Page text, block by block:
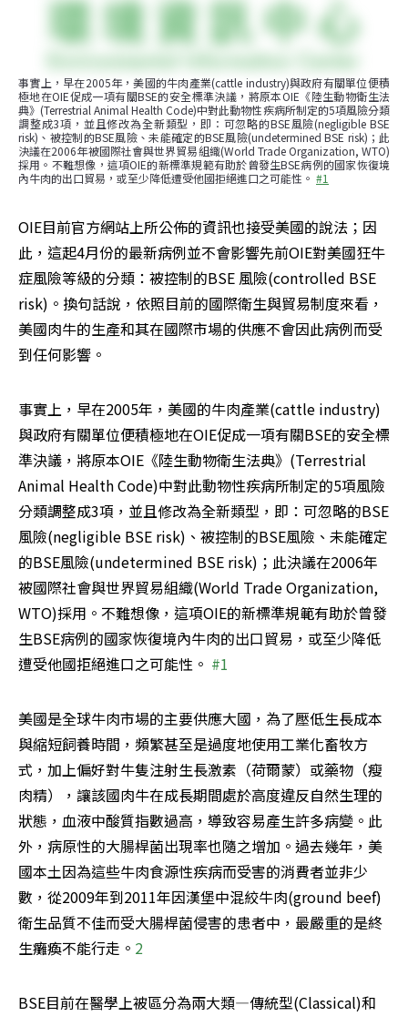
事實上，早在2005年，美國的牛肉產業(cattle industry)與政府有關單位便積
極地在OIE促成一項有關BSE的安全標準決議，將原本OIE《陸生動物衛生法
典》(Terrestrial Animal Health Code)中對此動物性疾病所制定的5項風險分類
調整成3項，並且修改為全新類型，即：可忽略的BSE風險(negligible BSE
risk)、被控制的BSE風險、未能確定的BSE風險(undetermined BSE risk)；此
決議在2006年被國際社會與世界貿易組織(World Trade Organization, WTO)
採用。不難想像，這項OIE的新標準規範有助於曾發生BSE病例的國家恢復境
內牛肉的出口貿易，或至少降低遭受他國拒絕進口之可能性。 #1
OIE目前官方網站上所公佈的資訊也接受美國的說法；因
此，這起4月份的最新病例並不會影響先前OIE對美國狂牛
症風險等級的分類：被控制的BSE 風險(controlled BSE
risk)。換句話說，依照目前的國際衛生與貿易制度來看，
美國肉牛的生產和其在國際市場的供應不會因此病例而受
到任何影響。
事實上，早在2005年，美國的牛肉產業(cattle industry)
與政府有關單位便積極地在OIE促成一項有關BSE的安全標
準決議，將原本OIE《陸生動物衛生法典》(Terrestrial
Animal Health Code)中對此動物性疾病所制定的5項風險
分類調整成3項，並且修改為全新類型，即：可忽略的BSE
風險(negligible BSE risk)、被控制的BSE風險、未能確定
的BSE風險(undetermined BSE risk)；此決議在2006年
被國際社會與世界貿易組織(World Trade Organization,
WTO)採用。不難想像，這項OIE的新標準規範有助於曾發
生BSE病例的國家恢復境內牛肉的出口貿易，或至少降低
遭受他國拒絕進口之可能性。 #1
美國是全球牛肉市場的主要供應大國，為了壓低生長成本
與縮短飼養時間，頻繁甚至是過度地使用工業化畜牧方
式，加上偏好對牛隻注射生長激素（荷爾蒙）或藥物（瘦
肉精），讓該國肉牛在成長期間處於高度違反自然生理的
狀態，血液中酸質指數過高，導致容易產生許多病變。此
外，病原性的大腸桿菌出現率也隨之增加。過去幾年，美
國本土因為這些牛肉食源性疾病而受害的消費者並非少
數，從2009年到2011年因漢堡中混絞牛肉(ground beef)
衛生品質不佳而受大腸桿菌侵害的患者中，最嚴重的是終
生癱瘓不能行走。 2
BSE目前在醫學上被區分為兩大類—傳統型(Classical)和